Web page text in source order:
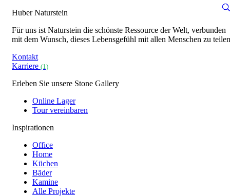
Huber Naturstein
Für uns ist Naturstein die schönste Ressource der Welt, verbunden
mit dem Wunsch, dieses Lebensgefühl mit allen Menschen zu
Kontakt
Karriere (1)
Erleben Sie unsere Stone Gallery
Online Lager
Tour vereinbaren
Inspirationen
Office
Home
Küchen
Bäder
Kamine
Alle Projekte